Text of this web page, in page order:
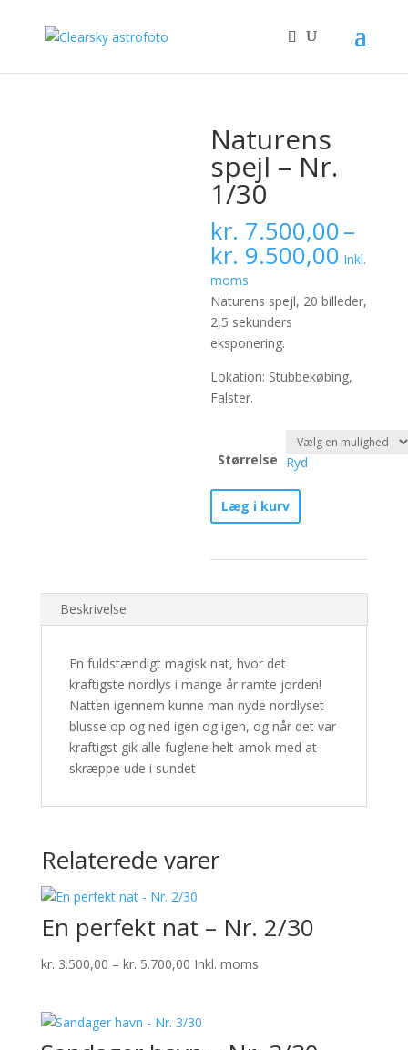
Naturens
spejl – Nr.
1/30
kr. 7.500,00–
kr. 9.500,00
kr.
til
kr.
Inkl.
moms
Naturens spejl, 20 billeder,
2,5 sekunders
eksponering.
Lokation: Stubbekøbing,
Falster.
Størrelse Ryd
Naturens
spejl
Nr.
Læg i kurv
Beskrivelse
En fuldstændigt magisk nat, hvor det
kraftigste nordlys i mange år ramte jorden!
Natten igennem kunne man nyde nordlyset
blusse op og ned igen og igen, og når det var
kraftigst gik alle fuglene helt amok med at
skræppe ude i sundet
Relaterede varer
En perfekt nat – Nr. 2/30
kr. 3.500,00 – kr. 5.700,00Prisinterval:
kr. 5.700,00
Inkl. moms